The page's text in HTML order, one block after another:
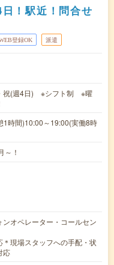
！駅近！問合せ
登録OK 派遣
祝(週4日) ※シフト制 ※曜
時間)10:00～19:00(実働8時
！
オペレーター・コールセン
＊現場スタッフへの手配・状
応